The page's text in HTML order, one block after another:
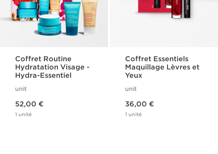
Coffret Routine
Hydratation Visage -
Hydra-Essentiel
unit
52,00 €
1 unité
Coffret Essentiels
Maquillage Lèvres et
Yeux
unit
36,00 €
1 unité